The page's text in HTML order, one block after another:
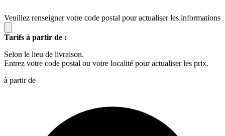
Veuillez renseigner votre code postal pour actualiser les informations
Tarifs à partir de :
Selon le lieu de livraison.
Entrez votre code postal ou votre localité pour actualiser les prix.
à partir de